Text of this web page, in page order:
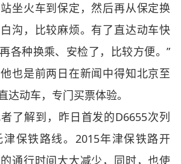
坐火车到保定，然后再从保定换
沟，比较麻烦。有了直达动车快
各种换乘、安检了，比较方便。”
也是前两日在新闻中得知北京至
达动车，专门买票体验。
解到，昨日首发的D6655次列
保铁路线。2015年津保铁路开
通行时间大大减少，同时，也使